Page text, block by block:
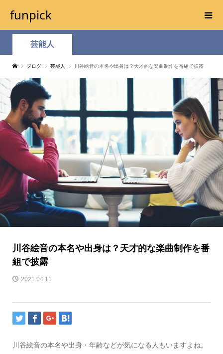
funpick
芸能人
ブログ 芸能人 川谷絵音の本名や出身は？天才的な楽曲制作を番組で披露
川谷絵音の本名や出身は？天才的な楽曲制作を番
組で披露
2021.04.11
川谷絵音の本名や出身・年齢などが気になる人もいますよね。